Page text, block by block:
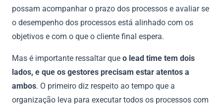
possam acompanhar o prazo dos processos e avaliar se
o desempenho dos processos está alinhado com os
objetivos e com o que o cliente final espera.
Mas é importante ressaltar que o lead time tem dois
lados, e que os gestores precisam estar atentos a
ambos. O primeiro diz respeito ao tempo que a
organização leva para executar todos os processos com